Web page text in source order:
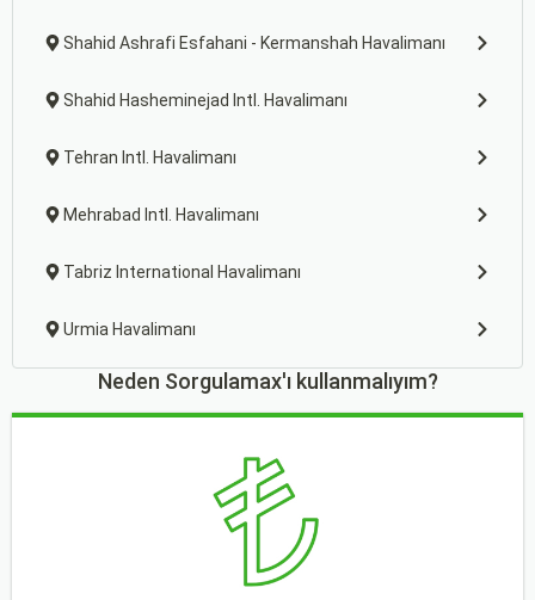
Shahid Ashrafi Esfahani - Kermanshah Havalimanı
Shahid Hasheminejad Intl. Havalimanı
Tehran Intl. Havalimanı
Mehrabad Intl. Havalimanı
Tabriz International Havalimanı
Urmia Havalimanı
Neden Sorgulamax'ı kullanmalıyım?